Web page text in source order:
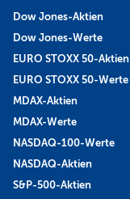
Dow Jones-Aktien
Dow Jones-Werte
EURO STOXX 50-Aktien
EURO STOXX 50-Werte
MDAX-Aktien
MDAX-Werte
NASDAQ-100-Werte
NASDAQ-Aktien
S&P-500-Aktien